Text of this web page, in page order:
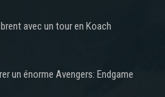
avec un tour en Koach
un énorme Avengers: Endgame